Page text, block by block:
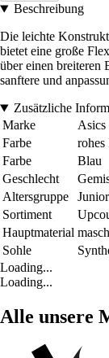
Beschreibung
Die leichte
bietet eine große
über einen breiteren
sanftere und
Zusätzliche
Marke
Asics
Farbe
Farbe
Blau
Geschlecht
Altersgruppe
Junior
Sortiment
Hauptmaterial
Sohle
Loading...
Loading...
Alle unsere